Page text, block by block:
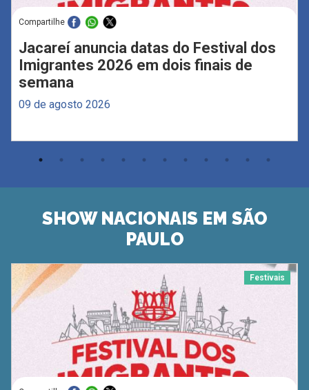
Compartilhe
Jacareí anuncia datas do Festival dos
Imigrantes 2026 em dois finais de
semana
09 de agosto 2026
SHOW NACIONAIS EM SÃO
PAULO
Festivais